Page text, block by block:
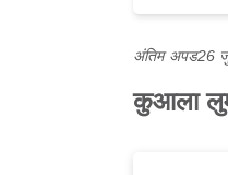
अंतिम अपड26
कुआला